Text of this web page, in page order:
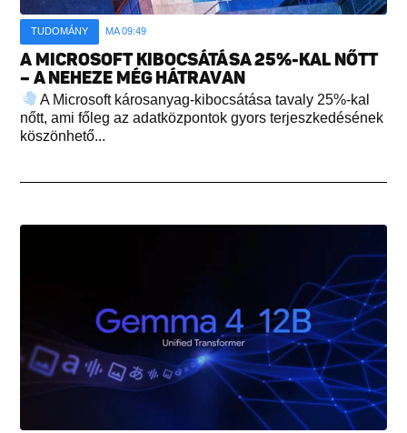
TUDOMÁNY MA 09:49
A MICROSOFT KIBOCSÁTÁSA 25%-KAL NŐTT
– A NEHEZE MÉG HÁTRAVAN
A Microsoft károsanyag-kibocsátása tavaly 25%-kal
nőtt, ami főleg az adatközpontok gyors terjeszkedésének
köszönhető...